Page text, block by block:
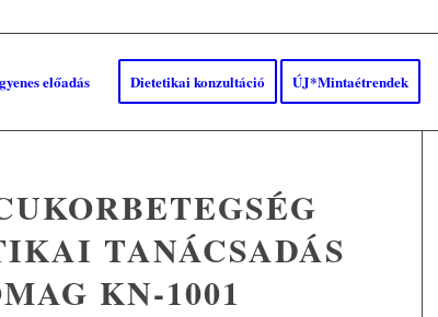
előadás Dietetikai konzultáció ÚJ*Mintaétrendek
TANÁCSADÁS
KN-1001